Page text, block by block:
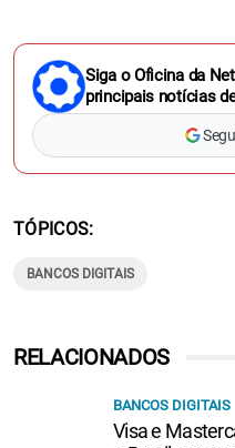
Siga o Oficina da
principais notícias
TÓPICOS
BANCOS DIGITAIS
RELACIONADOS
BANCOS DIGITAIS
Visa e